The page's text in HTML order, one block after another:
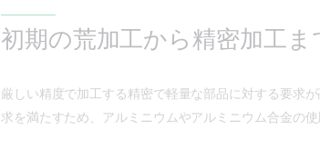
初期の荒加工から精密加工ま
厳しい精度で加工する精密で軽量な部品に対する要求
求を満たすため、アルミニウムやアルミニウム合金の